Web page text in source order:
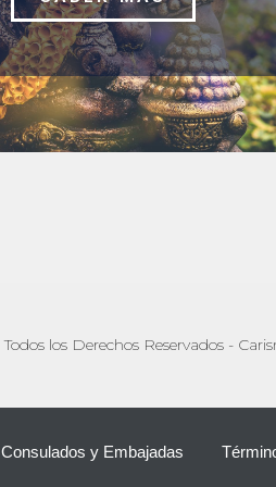
Todos los Derechos Reservados -
Consulados y Embajadas